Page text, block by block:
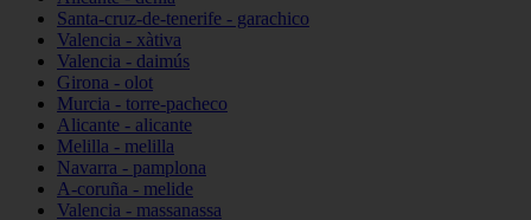
Santa-cruz-de-tenerife - garachico
Valencia - xàtiva
Valencia - daimús
Girona - olot
Murcia - torre-pacheco
Alicante - alicante
Melilla - melilla
Navarra - pamplona
A-coruña - melide
Valencia - massanassa